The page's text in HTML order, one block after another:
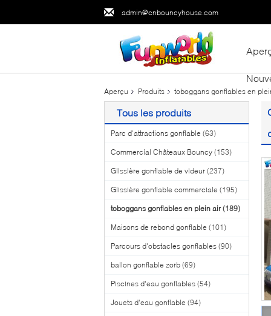
admin@cnbouncyhouse.com
Aperçu Produits toboggans gonflables en
Tous les produits
Parc d'attractions gonflable (63)
Commercial Châteaux Bouncy (153)
Glissière gonflable de videur (237)
Glissière gonflable commerciale (195)
toboggans gonflables en plein air (189)
Maisons de rebond gonflable (101)
Parcours d'obstacles gonflables (90)
ballon gonflable zorb (69)
Piscines d'eau gonflables (54)
Jouets d'eau gonflable (94)